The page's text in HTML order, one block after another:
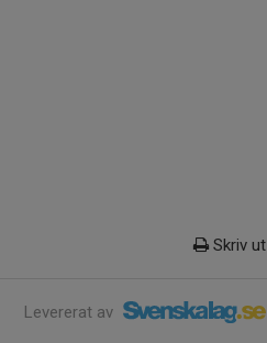
Skriv ut
Levererat av